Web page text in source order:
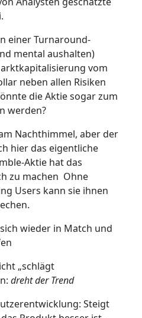
einer Turnaround-
mental aushalten)
vom
neben allen Risiken
die Aktie sogar zum
werden?
Nachthimmel, aber der
hier das eigentliche
Aktie hat das
zu machen Ohne
Users kann sie ihnen
wieder in Match und
„schlägt
dreht der Trend
Steigt